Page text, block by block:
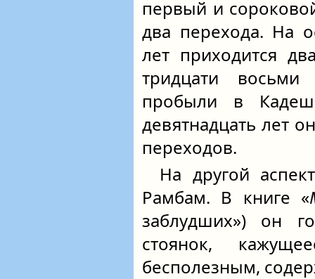
первый и
два перехода. На
лет приходится
тридцати восьми
пробыли в
девятнадцать лет
переходов.
На другой
Рамбам. В книге «
заблудших») он
стоянок,
бесполезным,